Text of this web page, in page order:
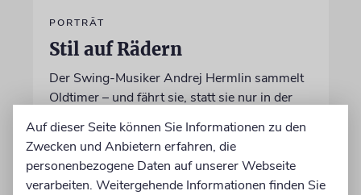
PORTRÄT
Stil auf Rädern
Der Swing-Musiker Andrej Hermlin sammelt
Oldtimer – und fährt sie, statt sie nur in der
von Imanuel Marcus
06.08.2026
Auf dieser Seite können Sie Informationen zu den
Zwecken und Anbietern erfahren, die
personenbezogene Daten auf unserer Webseite
verarbeiten. Weitergehende Informationen finden Sie